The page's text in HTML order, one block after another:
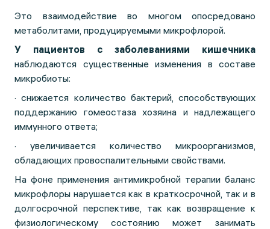
Это взаимодействие во многом опосредовано
метаболитами, продуцируемыми микрофлорой.
У пациентов с заболеваниями кишечника
наблюдаются существенные изменения в составе
микробиоты:
· снижается количество бактерий, способствующих
поддержанию гомеостаза хозяина и надлежащего
иммунного ответа;
· увеличивается количество микроорганизмов,
обладающих провоспалительными свойствами.
На фоне применения антимикробной терапии баланс
микрофлоры нарушается как в краткосрочной, так и в
долгосрочной перспективе, так как возвращение к
физиологическому состоянию может занимать